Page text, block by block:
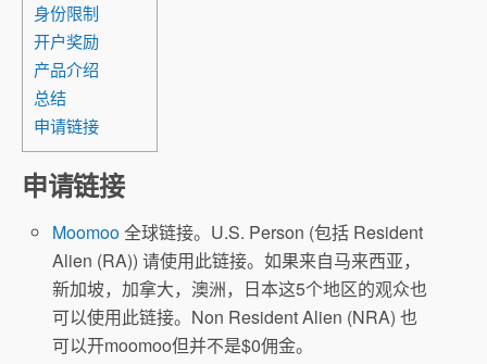
身份限制
开户奖励
产品介绍
总结
申请链接
申请链接
Moomoo全球链接。U.S. Person (包括 Resident
Alien (RA)) 请使用此链接。如果来自马来西亚，
新加坡，加拿大，澳洲，日本这5个地区的观众也
可以使用此链接。Non Resident Alien (NRA) 也
可以开moomoo但并不是$0佣金。